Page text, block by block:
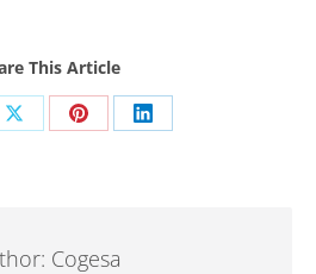
This Article
Cogesa